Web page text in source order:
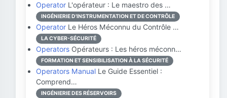
Operator L'opérateur : Le maestro des …
INGÉNIERIE D'INSTRUMENTATION ET DE CONTRÔLE
Operator Le Héros Méconnu du Contrôle …
LA CYBER-SÉCURITÉ
Operators Opérateurs : Les héros méconn…
FORMATION ET SENSIBILISATION À LA SÉCURITÉ
Operators Manual Le Guide Essentiel :
Comprend…
INGÉNIERIE DES RÉSERVOIRS